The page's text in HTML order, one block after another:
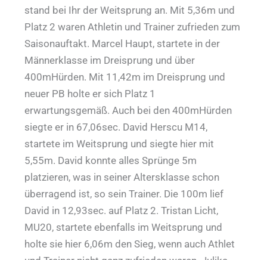
stand bei Ihr der Weitsprung an. Mit 5,36m und
Platz 2 waren Athletin und Trainer zufrieden zum
Saisonauftakt. Marcel Haupt, startete in der
Männerklasse im Dreisprung und über
400mHürden. Mit 11,42m im Dreisprung und
neuer PB holte er sich Platz 1
erwartungsgemäß. Auch bei den 400mHürden
siegte er in 67,06sec. David Herscu M14,
startete im Weitsprung und siegte hier mit
5,55m. David konnte alles Sprünge 5m
platzieren, was in seiner Altersklasse schon
überragend ist, so sein Trainer. Die 100m lief
David in 12,93sec. auf Platz 2. Tristan Licht,
MU20, startete ebenfalls im Weitsprung und
holte sie hier 6,06m den Sieg, wenn auch Athlet